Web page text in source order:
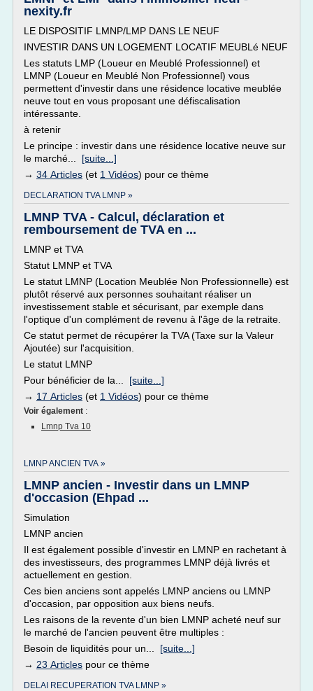
nexity.fr
LE DISPOSITIF LMNP/LMP DANS LE NEUF
INVESTIR DANS UN LOGEMENT LOCATIF MEUBLé NEUF
Les statuts LMP (Loueur en Meublé Professionnel) et
LMNP (Loueur en Meublé Non Professionnel) vous
permettent d'investir dans une résidence locative meublée
neuve tout en vous proposant une défiscalisation
intéressante.
à retenir
Le principe : investir dans une résidence locative neuve sur
le marché... [suite...]
→ 34 Articles (et 1 Vidéos) pour ce thème
DECLARATION TVA LMNP »
LMNP TVA - Calcul, déclaration et
remboursement de TVA en ...
LMNP et TVA
Statut LMNP et TVA
Le statut LMNP (Location Meublée Non Professionnelle) est
plutôt réservé aux personnes souhaitant réaliser un
investissement stable et sécurisant, par exemple dans
l'optique d'un complément de revenu à l'âge de la retraite.
Ce statut permet de récupérer la TVA (Taxe sur la Valeur
Ajoutée) sur l'acquisition.
Le statut LMNP
Pour bénéficier de la... [suite...]
→ 17 Articles (et 1 Vidéos) pour ce thème
Voir également :
Lmnp Tva 10
LMNP ANCIEN TVA »
LMNP ancien - Investir dans un LMNP
d'occasion (Ehpad ...
Simulation
LMNP ancien
Il est également possible d'investir en LMNP en rachetant à
des investisseurs, des programmes LMNP déjà livrés et
actuellement en gestion.
Ces bien anciens sont appelés LMNP anciens ou LMNP
d'occasion, par opposition aux biens neufs.
Les raisons de la revente d'un bien LMNP acheté neuf sur
le marché de l'ancien peuvent être multiples :
Besoin de liquidités pour un... [suite...]
→ 23 Articles pour ce thème
DELAI RECUPERATION TVA LMNP »